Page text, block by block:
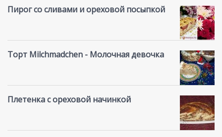
Пирог со сливами и ореховой посыпкой
Торт Milchmadchen - Молочная девочка
Плетенка с ореховой начинкой